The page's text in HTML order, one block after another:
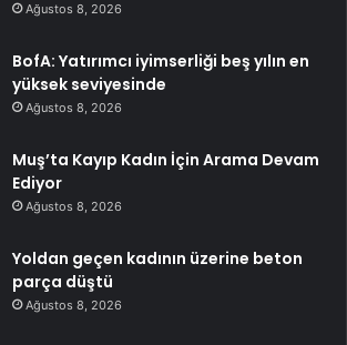
Ağustos 8, 2026
BofA: Yatırımcı iyimserliği beş yılın en
yüksek seviyesinde
Ağustos 8, 2026
Muş’ta Kayıp Kadın İçin Arama Devam
Ediyor
Ağustos 8, 2026
Yoldan geçen kadının üzerine beton
parça düştü
Ağustos 8, 2026